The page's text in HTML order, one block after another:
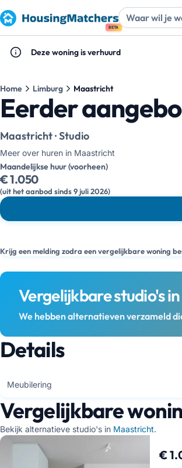
BETA
Deze woning is verhuurd
Home Limburg Maastricht
Eerder
Maastricht · Studio
Meer over huren in Maastricht
Maandelijkse huur (voorheen)
€ 1.050
(uit het aanbod sinds 9 juli 2026)
Krijg een melding zodra een vergelijkbare woning
Vergelijkbare studio's
We hebben alternatieven verzameld
Details
Meubilering
Vergelijkbare
Bekijk alternatieve studio's in Maastricht.
€